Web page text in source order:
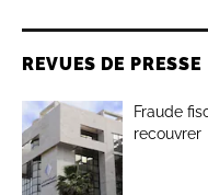
REVUES DE PRESSE
Fraude
recouvrer